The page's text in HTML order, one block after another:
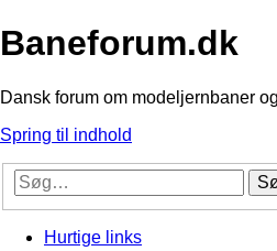
Baneforum.dk
Dansk forum om modeljernbaner
Spring til indhold
Hurtige links